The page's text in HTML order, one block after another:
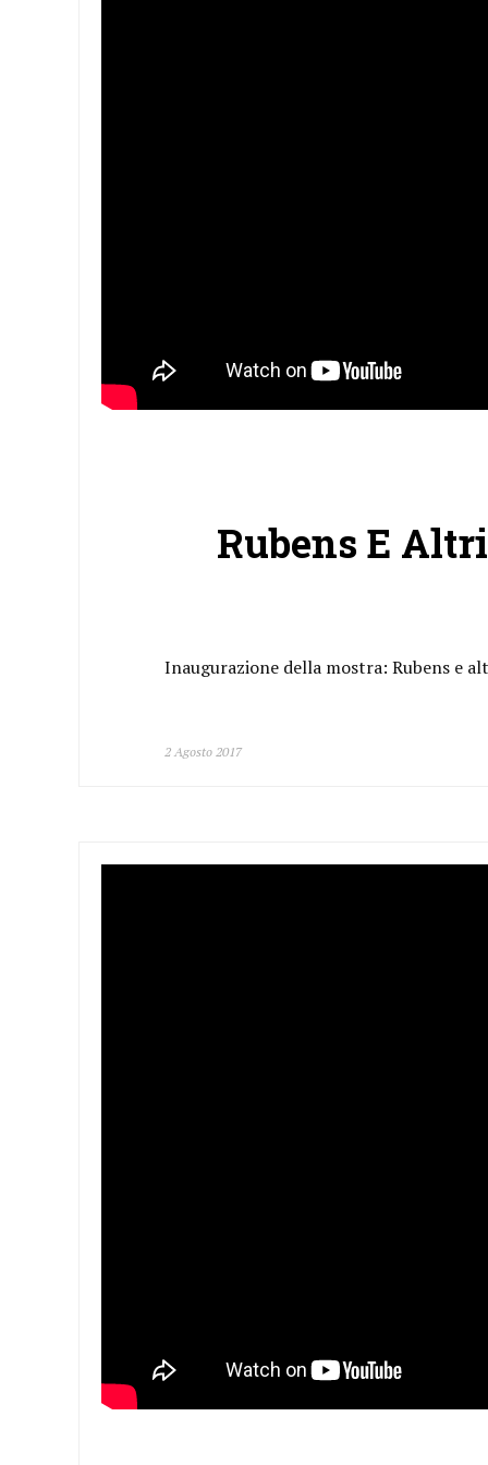
Rubens E
Inaugurazione della mostra: Rubens e
2 Agosto 2017